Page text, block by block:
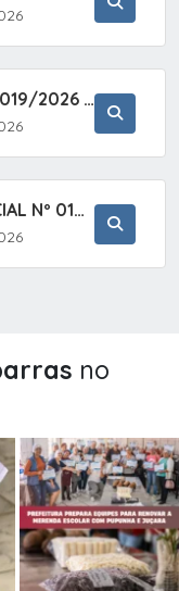
PREGÃO ELETRÔNICO Nº 019/2026 - CONTRATAÇÃO DE EMPRESA ESPECIALIZADA PARA A PRESTAÇÃO DE SERVIÇOS VETERINÁRIOS CLÍNICOS E CIRÚRGICOS, COM FOCO EM AÇÕES DE SAÚDE PÚBLICA, BEM-ESTAR ANIMAL E CONTROLE POPULACIONAL ÉTICO DE CÃES E GATOS, EM ATENDIMENTO À
CONCORRÊNCIA PRESENCIAL Nº 018/2026 - PAVIMENTAÇÃO ASFÁLTICA NO BAIRRO VOTUPOCA ? ESTRADA DA RAPOSA, NO MUNICÍPIO DE SETE BARRAS/SP
no